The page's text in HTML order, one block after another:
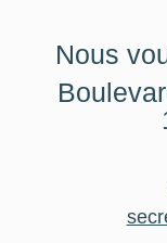
Nous